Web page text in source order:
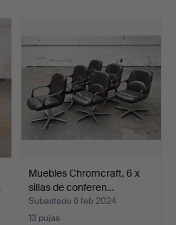
Muebles Chromcraft, 6 x
sillas de conferen…
Subastado 6 feb 2024
13 pujas